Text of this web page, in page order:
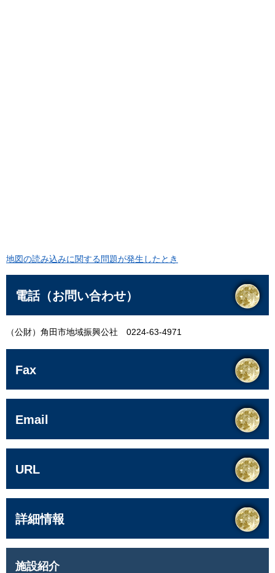
地図の読み込みに関する問題が発生したとき
電話（お問い合わせ）
（公財）角田市地域振興公社 0224-63-4971
Fax
Email
URL
詳細情報
施設紹介